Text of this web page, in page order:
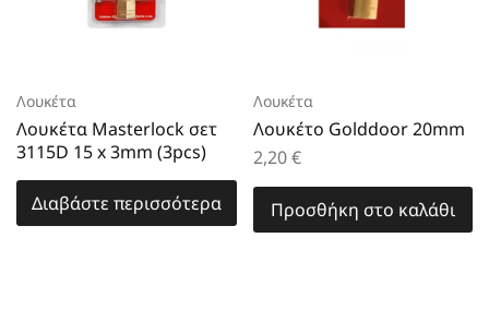
Λουκέτα
Λουκέτα Masterlock σετ
3115D 15 x 3mm (3pcs)
Διαβάστε περισσότερα
Λουκέτα
Λουκέτο Golddoor 20mm
2,20€
Προσθήκη στο καλάθι